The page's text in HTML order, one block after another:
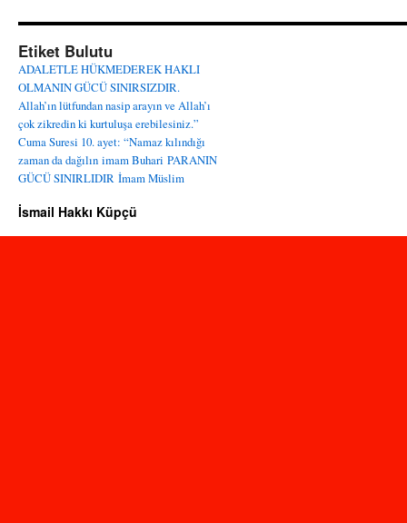
Etiket Bulutu
ADALETLE HÜKMEDEREK HAKLI
OLMANIN GÜCÜ SINIRSIZDIR.
Allah’ın lütfundan nasip arayın ve Allah’ı
çok zikredin ki kurtuluşa erebilesiniz.”
Cuma Suresi 10. ayet: “Namaz kılındığı
zaman da dağılın imam Buhari PARANIN
GÜCÜ SINIRLIDIR İmam Müslim
İsmail Hakkı Küpçü